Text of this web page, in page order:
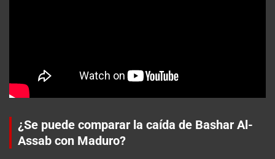
¿Se puede comparar la caída de Bashar Al-
Assab con Maduro?